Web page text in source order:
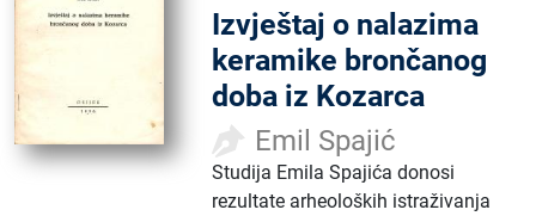
Izvještaj o nalazima
keramike brončanog
doba iz Kozarca
Emil Spajić
Studija Emila Spajića donosi
rezultate arheoloških istraživanja